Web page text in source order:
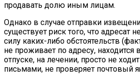
продавать долю иным лицам.
Однако в случае отправки
существует риск того, что адресат
силу каких-либо обстоятельств
не проживает по адресу, находится
отпуске, на лечении, просто не
письмами, не проверяет почтовый